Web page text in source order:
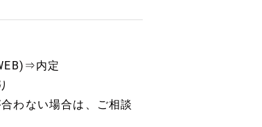
内定
ない場合は、ご相談